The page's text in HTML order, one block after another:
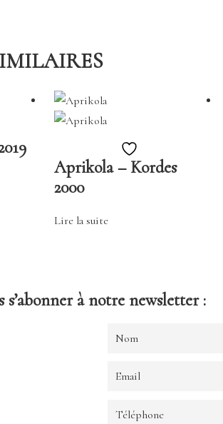
à
Aprikola – Kordes
2000
Lire la suite
à notre newsletter :